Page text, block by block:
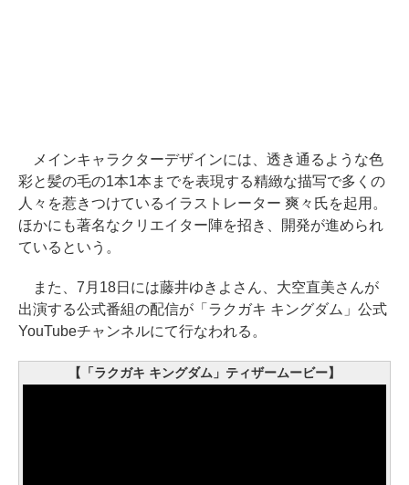
メインキャラクターデザインには、透き通るような色
彩と髪の毛の1本1本までを表現する精緻な描写で多くの
人々を惹きつけているイラストレーター 爽々氏を起用。
ほかにも著名なクリエイター陣を招き、開発が進められ
ているという。
また、7月18日には藤井ゆきよさん、大空直美さんが
出演する公式番組の配信が「ラクガキ キングダム」公式
YouTubeチャンネルにて行なわれる。
【「ラクガキ キングダム」ティザームービー】